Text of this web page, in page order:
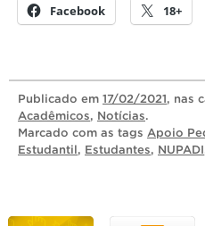
Facebook 18+
Publicado em 17/02/2021, nas
Acadêmicos, Notícias.
Marcado com as tags Apoio
Estudantil, Estudantes, NUPADI